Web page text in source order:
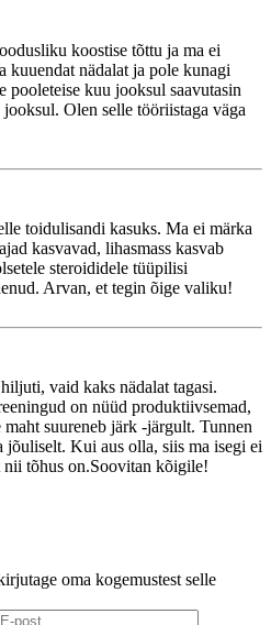
koostise tõttu ja ma ei
kuuendat nädalat ja pole kunagi
pooleteise kuu jooksul saavutasin
Olen selle tööriistaga väga
toidulisandi kasuks. Ma ei märka
kasvavad, lihasmass kasvab
steroididele tüüpilisi
Arvan, et tegin õige valiku!
vaid kaks nädalat tagasi.
on nüüd produktiivsemad,
suureneb järk -järgult. Tunnen
jõuliselt. Kui aus olla, siis ma isegi ei
tõhus on.Soovitan kõigile!
oma kogemustest selle